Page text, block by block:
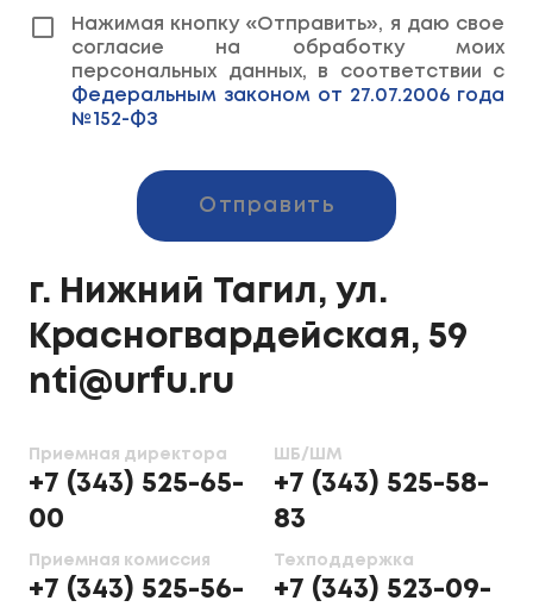
г. Нижний Тагил, ул.
Красногвардейская, 59
nti@urfu.ru
Приемная директора
+7 (343) 525-65-
00
Приемная комиссия
+7 (343) 525-56-
ШБ/ШМ
+7 (343) 525-58-
83
Техподдержка
+7 (343) 523-09-
Нажимая кнопку «Отправить», я даю свое
согласие на обработку моих
персональных данных, в соответствии с
Федеральным законом от 27.07.2006 года
№152-ФЗ
Отправить